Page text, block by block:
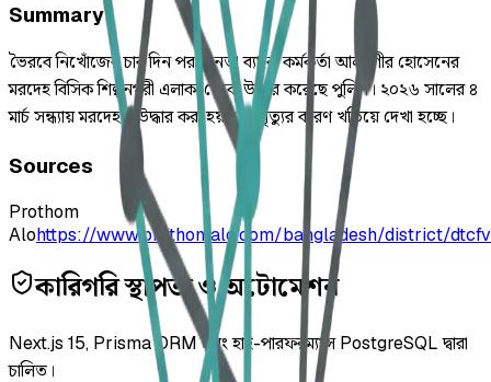
Summary
ভৈরবে নিখোঁজের চার দিন পর জনতা ব্যাংক কর্মকর্তা আলমগীর হোসেনের
মরদেহ বিসিক শিল্পনগরী এলাকা থেকে উদ্ধার করেছে পুলিশ। ২০২৬ সালের ৪
মার্চ সন্ধ্যায় মরদেহটি উদ্ধার করা হয় এবং মৃত্যুর কারণ খতিয়ে দেখা হচ্ছে।
Sources
Prothom
Alohttps://www.prothomalo.com/bangladesh/district/
কারিগরি স্থাপত্য ও অটোমেশন
Next.js 15, Prisma ORM এবং হাই-পারফরম্যান্স PostgreSQL দ্বারা
চালিত।